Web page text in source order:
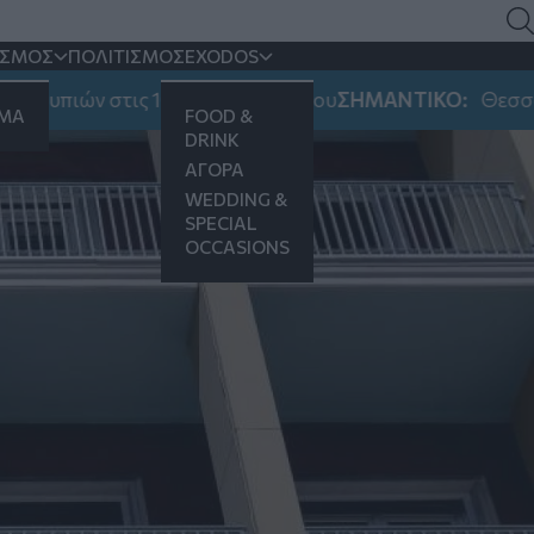
ΠΟΛΙΤΙΣΜΟΣEXODOS
FOOD &
DRINK
ΑΓΟΡΑ
WEDDING &
SPECIAL
OCCASIONS
στις 10-11-12 Αυγούστου ΣΗΜΑΝΤΙΚΟ: Θεσσαλονίκη:
ΟΤΑ